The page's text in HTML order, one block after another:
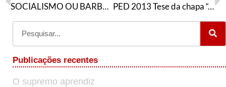
SOCIALISMO OU BARBÁRIE Documentos da Articulação de Esquerda (1993-1999) PED 2013 Tese da chapa “A Esperança é Vermelha”
Publicações recentes
O supremo aprendiz